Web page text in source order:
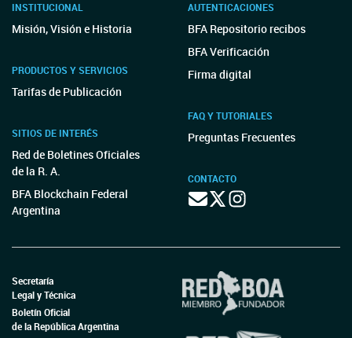
INSTITUCIONAL
Misión, Visión e Historia
PRODUCTOS Y SERVICIOS
Tarifas de Publicación
SITIOS DE INTERÉS
Red de Boletines Oficiales
de la R. A.
BFA Blockchain Federal
Argentina
AUTENTICACIONES
BFA Repositorio recibos
BFA Verificación
Firma digital
FAQ Y TUTORIALES
Preguntas Frecuentes
CONTACTO
Secretaría
Legal y Técnica
Boletín Oficial
de la República Argentina